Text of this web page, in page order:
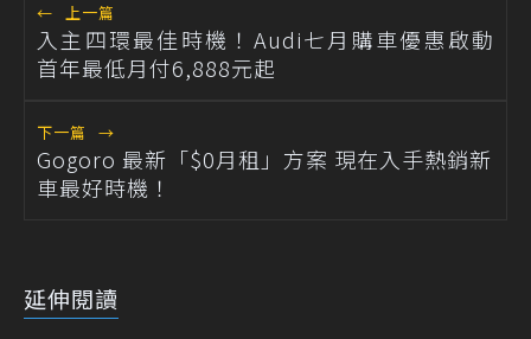
← 上一篇
入主四環最佳時機！Audi七月購車優惠啟動
首年最低月付6,888元起
下一篇 →
Gogoro 最新「$0月租」方案 現在入手熱銷新
車最好時機！
延伸閱讀